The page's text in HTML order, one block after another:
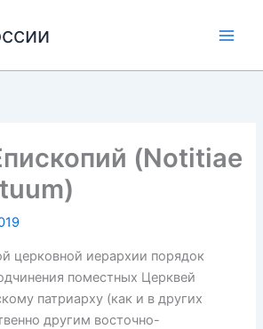
(Notitiae
иерархии порядок
поместных Церквей
патриарху (как и в других
другим восточно-